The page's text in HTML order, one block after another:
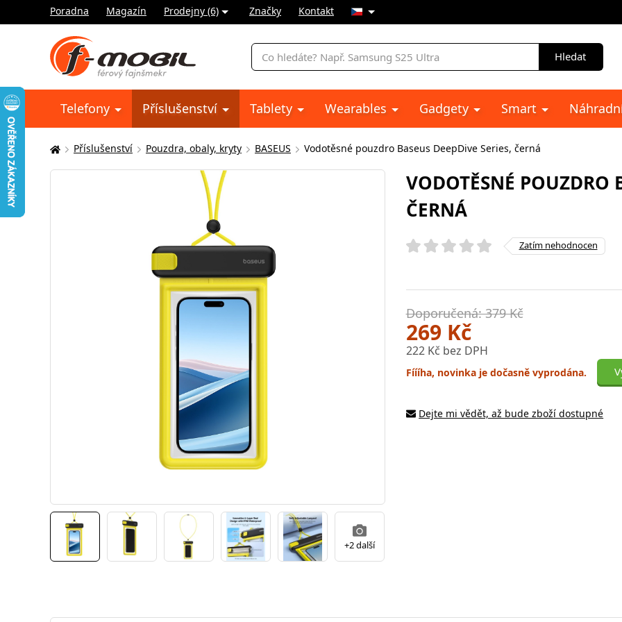
Poradna Magazín Prodejny (6) Značky Kontakt
Vyhledávání
Hledat
Telefony Příslušenství Tablety Wearables Gadgety Smart
Zde
se
Příslušenství Pouzdra, obaly, kryty BASEUS Vodotěsné pouzdro Baseus DeepDive Series, černá
+2 další
VODOTĚSNÉ POUZDRO
ČERNÁ
Zatím nehodnocen
Doporučená: 379 Kč
269 Kč
222 Kč bez DPH
Fíííha, novinka je dočasně vyprodána.
Dejte mi vědět, až bude zboží dostupné